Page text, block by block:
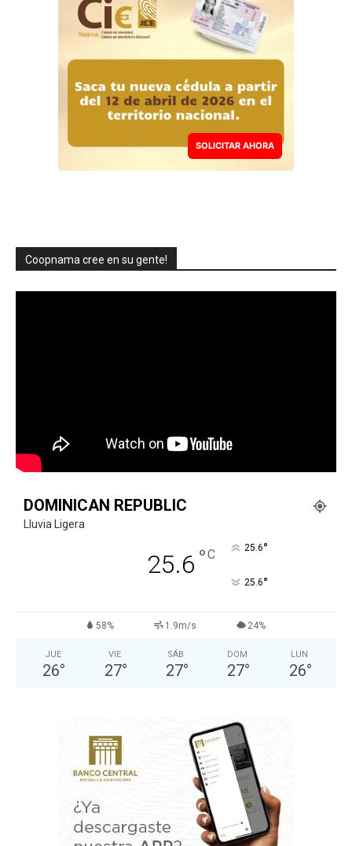
SOLICITAR AHORA
Coopnama cree en su gente!
DOMINICAN REPUBLIC
Lluvia Ligera
25.6 °C 25.6°
25.6°
58% 1.9m/s 24%
JUE
26°
VIE
27°
SÁB
27°
DOM
27°
LUN
26°